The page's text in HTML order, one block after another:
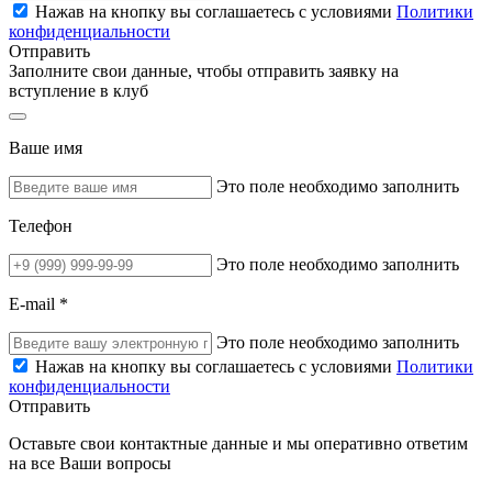
Нажав на кнопку вы соглашаетесь с условиями Политики
конфиденциальности
Отправить
Заполните свои данные, чтобы отправить заявку на
вступление в клуб
Ваше имя
Это поле необходимо заполнить
Телефон
Это поле необходимо заполнить
E-mail *
Это поле необходимо заполнить
Нажав на кнопку вы соглашаетесь с условиями Политики
конфиденциальности
Отправить
Оставьте свои контактные данные и мы оперативно ответим
на все Ваши вопросы